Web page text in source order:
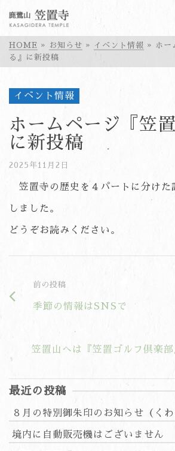
HOME » お知らせ » イベント情報 »
ホー
る』に新投稿
イベント情報
ホームページ『笠
に新投稿
2025年11月2日
笠置寺の歴史を４パートに分けた
しました。
どうぞお読みください。
前の投稿
季節の情報はSNSで
笠置山へは『笠置ゴルフ倶楽
最近の投稿
８月の特別御朱印のお知らせ（くわ
境内に自動販売機はございません